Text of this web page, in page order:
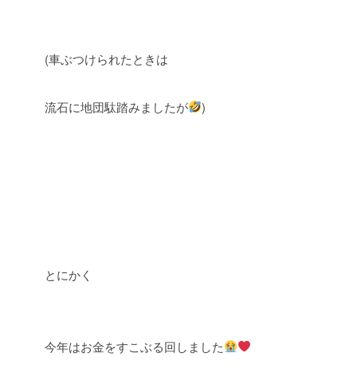
(車ぶつけられたときは
流石に地団駄踏みましたが )
とにかく
今年はお金をすこぶる回しました